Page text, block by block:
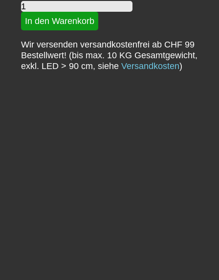
Hydro
Drain
Menge
In den Warenkorb
Wir versenden versandkostenfrei ab CHF 99
Bestellwert! (bis max. 10 KG Gesamtgewicht,
exkl. LED > 90 cm, siehe Versandkosten)